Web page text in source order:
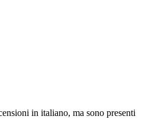
in italiano, ma sono presenti